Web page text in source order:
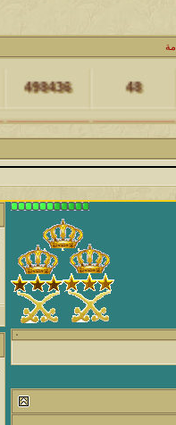
مشاركات المشاهدات
مشاركات المشاهدات
177565
مشاركات المشاهدات
97421
مشاركات المشاهدات
مشاركات المشاهدات
1417
1460471